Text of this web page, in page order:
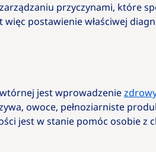
przyczynami, które
postawienie właściwej
jest wprowadzenie
owoce, pełnoziarniste
jest w stanie pomóc osobie z